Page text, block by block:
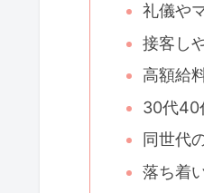
礼儀や
接客し
高額給
30代40
同世代
落ち着